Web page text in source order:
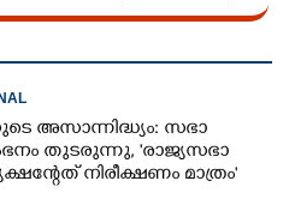
അസാന്നിദ്ധ്യം: സഭാ
തുടരുന്നു, 'രാജ്യസഭാ
നിരീക്ഷണം മാത്രം'